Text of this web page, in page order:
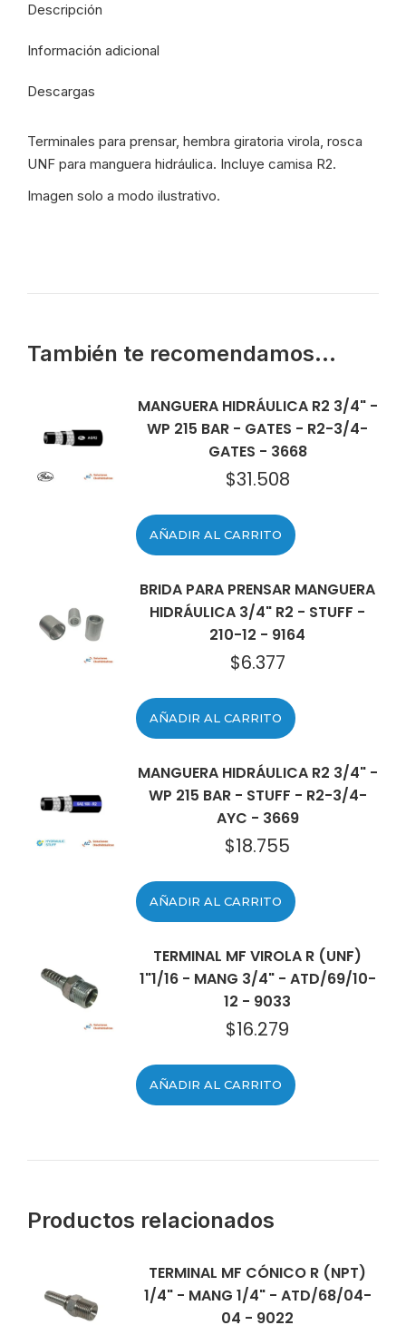
-
12
-
Descripción
Información adicional
Descargas
Terminales para prensar, hembra giratoria virola, rosca
UNF para manguera hidráulica. Incluye camisa R2.
Imagen solo a modo ilustrativo.
También te recomendamos…
MANGUERA HIDRÁULICA R2 3/4" -
WP 215 BAR - GATES - R2-3/4-
GATES - 3668
$31.508
AÑADIR AL CARRITO
BRIDA PARA PRENSAR MANGUERA
HIDRÁULICA 3/4" R2 - STUFF -
210-12 - 9164
$6.377
AÑADIR AL CARRITO
MANGUERA HIDRÁULICA R2 3/4" -
WP 215 BAR - STUFF - R2-3/4-
AYC - 3669
$18.755
AÑADIR AL CARRITO
TERMINAL MF VIROLA R (UNF)
1"1/16 - MANG 3/4" - ATD/69/10-
12 - 9033
$16.279
AÑADIR AL CARRITO
Productos relacionados
TERMINAL MF CÓNICO R (NPT)
1/4" - MANG 1/4" - ATD/68/04-
04 - 9022